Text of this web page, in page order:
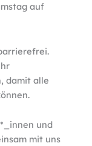
auf
damit alle
und
mit uns